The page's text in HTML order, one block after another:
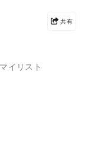
共有
マイリスト